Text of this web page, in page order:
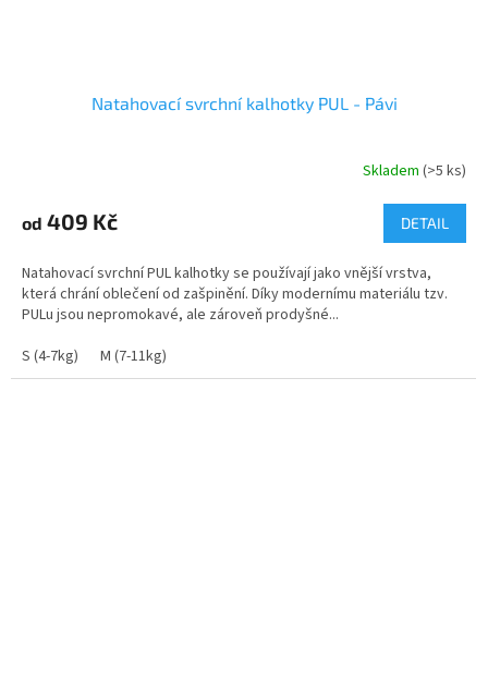
Natahovací svrchní kalhotky PUL - Pávi
Skladem (>5 ks)
od 409 Kč DETAIL
Natahovací svrchní PUL kalhotky se používají jako vnější vrstva,
která chrání oblečení od zašpinění. Díky modernímu materiálu tzv.
PULu jsou nepromokavé, ale zároveň prodyšné...
S (4-7kg)
M (7-11kg)